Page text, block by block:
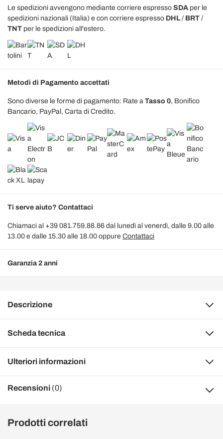
Le spedizioni avvengono mediante corriere espresso SDA per le
spedizioni nazionali (Italia) e con corriere espresso DHL / BRT /
TNT per le spedizioni all'estero.
Metodi di Pagamento accettati
Sono diverse le forme di pagamento: Rate a Tasso 0, Bonifico
Bancario, PayPal, Carta di Credito.
Ti serve aiuto? Contattaci
Chiamaci al +39 081.759.88.86 dal lunedì al venerdì, dalle 9.00 alle
13.00 e dalle 15.30 alle 18.00 oppure Contattaci
Garanzia 2 anni
Descrizione
Scheda tecnica
Ulteriori informazioni
Recensioni (0)
Prodotti correlati